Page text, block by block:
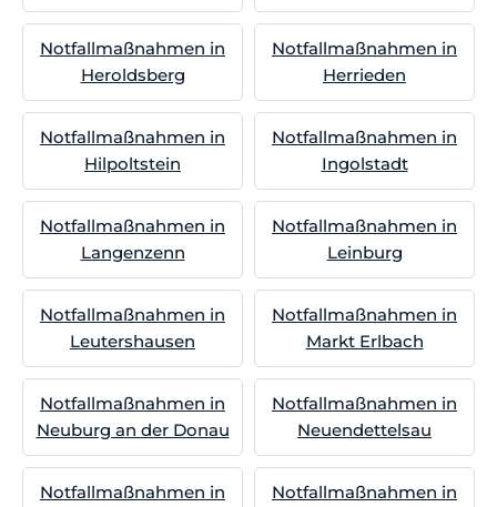
Notfallmaßnahmen in
Heroldsberg
Notfallmaßnahmen in
Herrieden
Notfallmaßnahmen in
Hilpoltstein
Notfallmaßnahmen in
Ingolstadt
Notfallmaßnahmen in
Langenzenn
Notfallmaßnahmen in
Leinburg
Notfallmaßnahmen in
Leutershausen
Notfallmaßnahmen in
Markt Erlbach
Notfallmaßnahmen in
Neuburg an der Donau
Notfallmaßnahmen in
Neuendettelsau
Notfallmaßnahmen in
Notfallmaßnahmen in